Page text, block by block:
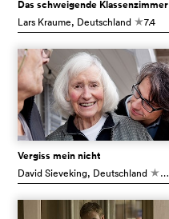
Das schweigende Klassenzimmer
Lars Kraume, Deutschland c7.4
Vergiss mein nicht
David Sieveking, Deutschland c7.5